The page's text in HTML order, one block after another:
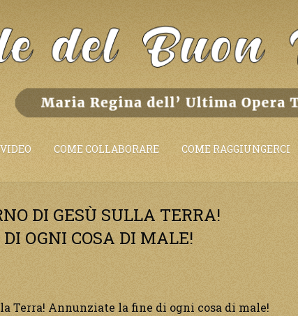
VIDEO COME COLLABORARE COME RAGGIUNGERCI
DI GESÙ SULLA TERRA!
OGNI COSA DI MALE!
Terra! Annunziate la fine di ogni cosa di male!